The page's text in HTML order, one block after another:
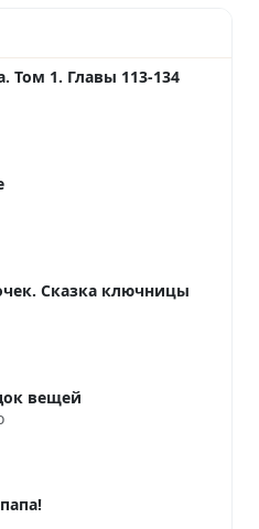
Том 1. Главы 113-134
Сказка ключницы
вещей